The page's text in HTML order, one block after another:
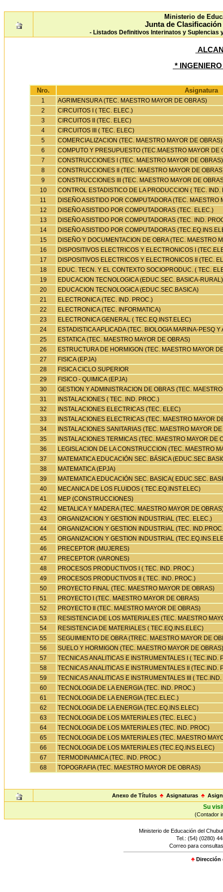
Ministerio de
Junta de
- Listados Definitivos Interinatos y Suplencias
*
Nro. Asignatura
1
AGRIMENSURA (TEC. MAESTRO MAYOR DE OBRAS)
2
CIRCUITOS I ( TEC. ELEC.)
3
CIRCUITOS II (TEC. ELEC)
4
CIRCUITOS III ( TEC. ELEC)
5
COMERCIALIZACION (TEC. MAESTRO MAYOR DE OBRAS)
6
COMPUTO Y PRESUPUESTO (TEC.MAESTRO MAYOR DE
7
CONSTRUCCIONES I (TEC. MAESTRO MAYOR DE OBRAS)
8
CONSTRUCCIONES II (TEC. MAESTRO MAYOR DE
9
CONSTRUCCIONES III (TEC. MAESTRO MAYOR DE
10
CONTROL ESTADISTICO DE LA PRODUCCION ( TEC. IND.
11
DISEÑO ASISTIDO POR COMPUTADORA (TEC. MAESTRO
12
DISEÑO ASISTIDO POR COMPUTADORAS (TEC. ELEC.)
13
DISEÑO ASISTIDO POR COMPUTADORAS (TEC. IND.
14
DISEÑO ASISTIDO POR COMPUTADORAS
15
DISEÑO Y DOCUMENTACION DE OBRA (TEC. MAESTRO
16
DISPOSITIVOS ELECTRICOS Y ELECTRONICOS I
17
DISPOSITIVOS ELECTRICOS Y ELECTRONICOS II (TEC.
18
EDUC. TECN. Y EL CONTEXTO SOCIOPRODUC. ( TEC.
19
EDUCACION TECNOLOGICA (EDUC.SEC. BASICA-RURAL)
20
EDUCACION TECNOLOGICA (EDUC.SEC.BASICA)
21
ELECTRONICA (TEC. IND. PROC.)
22
ELECTRONICA (TEC. INFORMATICA)
23
ELECTRONICA GENERAL ( TEC.EQ.INST.ELEC)
24
ESTADISTICA APLICADA (TEC. BIOLOGIA MARINA-PESQ Y
25
ESTATICA (TEC. MAESTRO MAYOR DE OBRAS)
26
ESTRUCTURA DE HORMIGON (TEC. MAESTRO MAYOR
27
FISICA (EPJA)
28
FISICA CICLO SUPERIOR
29
FISICO - QUIMICA (EPJA)
30
GESTION Y ADMINISTRACION DE OBRAS (TEC.
31
INSTALACIONES ( TEC. IND. PROC.)
32
INSTALACIONES ELECTRICAS (TEC. ELEC)
33
INSTALACIONES ELECTRICAS (TEC. MAESTRO MAYOR
34
INSTALACIONES SANITARIAS (TEC. MAESTRO MAYOR
35
INSTALACIONES TERMICAS (TEC. MAESTRO MAYOR DE
36
LEGISLACION DE LA CONSTRUCCION (TEC. MAESTRO
37
MATEMATICA EDUCACIÓN SEC. BÁSICA
38
MATEMATICA (EPJA)
39
MATEMATICA EDUCACIÓN SEC. BASICA( EDUC.SEC.
40
MECANICA DE LOS FLUIDOS ( TEC.EQ.INST.ELEC)
41
MEP (CONSTRUCCIONES)
42
METALICA Y MADERA (TEC. MAESTRO MAYOR DE
43
ORGANIZACION Y GESTION INDUSTRIAL (TEC. ELEC.)
44
ORGANIZACION Y GESTION INDUSTRIAL (TEC.
45
ORGANIZACION Y GESTION INDUSTRIAL
46
PRECEPTOR (MUJERES)
47
PRECEPTOR (VARONES)
48
PROCESOS PRODUCTIVOS I ( TEC. IND. PROC.)
49
PROCESOS PRODUCTIVOS II ( TEC. IND. PROC.)
50
PROYECTO FINAL (TEC. MAESTRO MAYOR DE OBRAS)
51
PROYECTO I (TEC. MAESTRO MAYOR DE OBRAS)
52
PROYECTO II (TEC. MAESTRO MAYOR DE OBRAS)
53
RESISTENCIA DE LOS MATERIALES (TEC. MAESTRO
54
RESISTENCIA DE MATERIALES ( TEC.EQ.INS.ELEC)
55
SEGUIMIENTO DE OBRA (TREC. MAESTRO MAYOR DE
56
SUELO Y HORMIGON (TEC. MAESTRO MAYOR DE OBRAS)
57
TECNICAS ANALITICAS E INSTRUMENTALES I ( TEC.IND.
58
TECNICAS ANALITICAS E INSTRUMENTALES II (TEC.IND.
59
TECNICAS ANALITICAS E INSTRUMENTALES III (
60
TECNOLOGIA DE LA ENERGIA (TEC. IND. PROC.)
61
TECNOLOGIA DE LA ENERGIA (TEC.ELEC.)
62
TECNOLOGIA DE LA ENERGIA (TEC.EQ.INS.ELEC)
63
TECNOLOGIA DE LOS MATERIALES (TEC. ELEC.)
64
TECNOLOGIA DE LOS MATERIALES (TEC. IND. PROC)
65
TECNOLOGIA DE LOS MATERIALES (TEC. MAESTRO
66
TECNOLOGIA DE LOS MATERIALES (TEC.EQ.INS.ELEC)
67
TERMODINAMICA (TEC. IND. PROC.)
68
TOPOGRAFIA (TEC. MAESTRO MAYOR DE OBRAS)
Anexo de Títulos ♣ Asignaturas ♣
Su
(Contador
Ministerio de Educación del
Tel.: (54) (0280)
Correo para
♣ Dirección